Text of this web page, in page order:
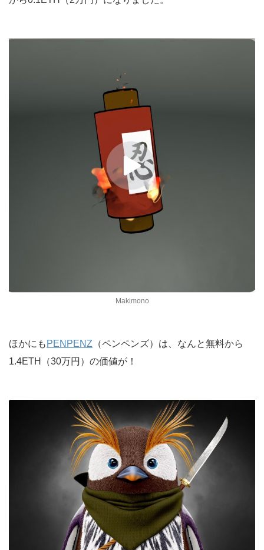
Makimono
ほかにも PENPENZ （ペンペンズ）は、なんと無料から
1.4ETH（30万円）の価値が！